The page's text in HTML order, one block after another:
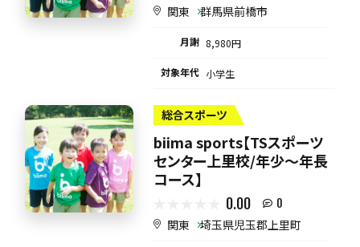
関東 群馬県前橋市
月謝 8,980円
対象年代 小学生
総合スポーツ
biima sports【TSスポーツ
センター上里校/年少～年長
コース】
0.00 0
関東 埼玉県児玉郡上里町